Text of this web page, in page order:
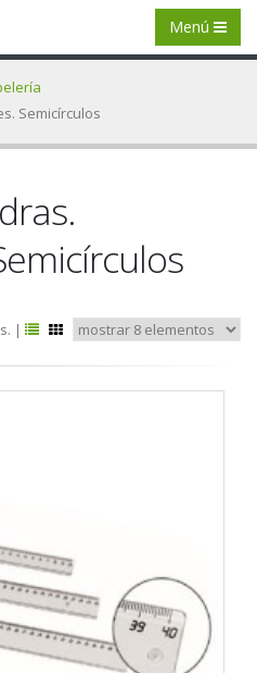
Menú
Semicírculos
|